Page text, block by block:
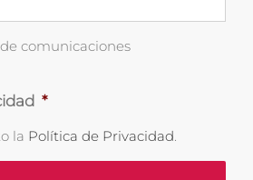
comunicaciones
*
la Política de Privacidad